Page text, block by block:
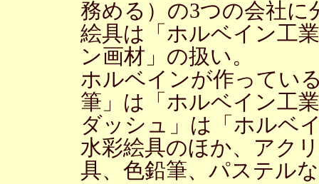
務める）の3つの会社に
絵具は「ホルベイン工
ン画材」の扱い。
ホルベインが作ってい
筆」は「ホルベイン工
ダッシュ」は「ホルベ
水彩絵具のほか、アク
具、色鉛筆、パステル